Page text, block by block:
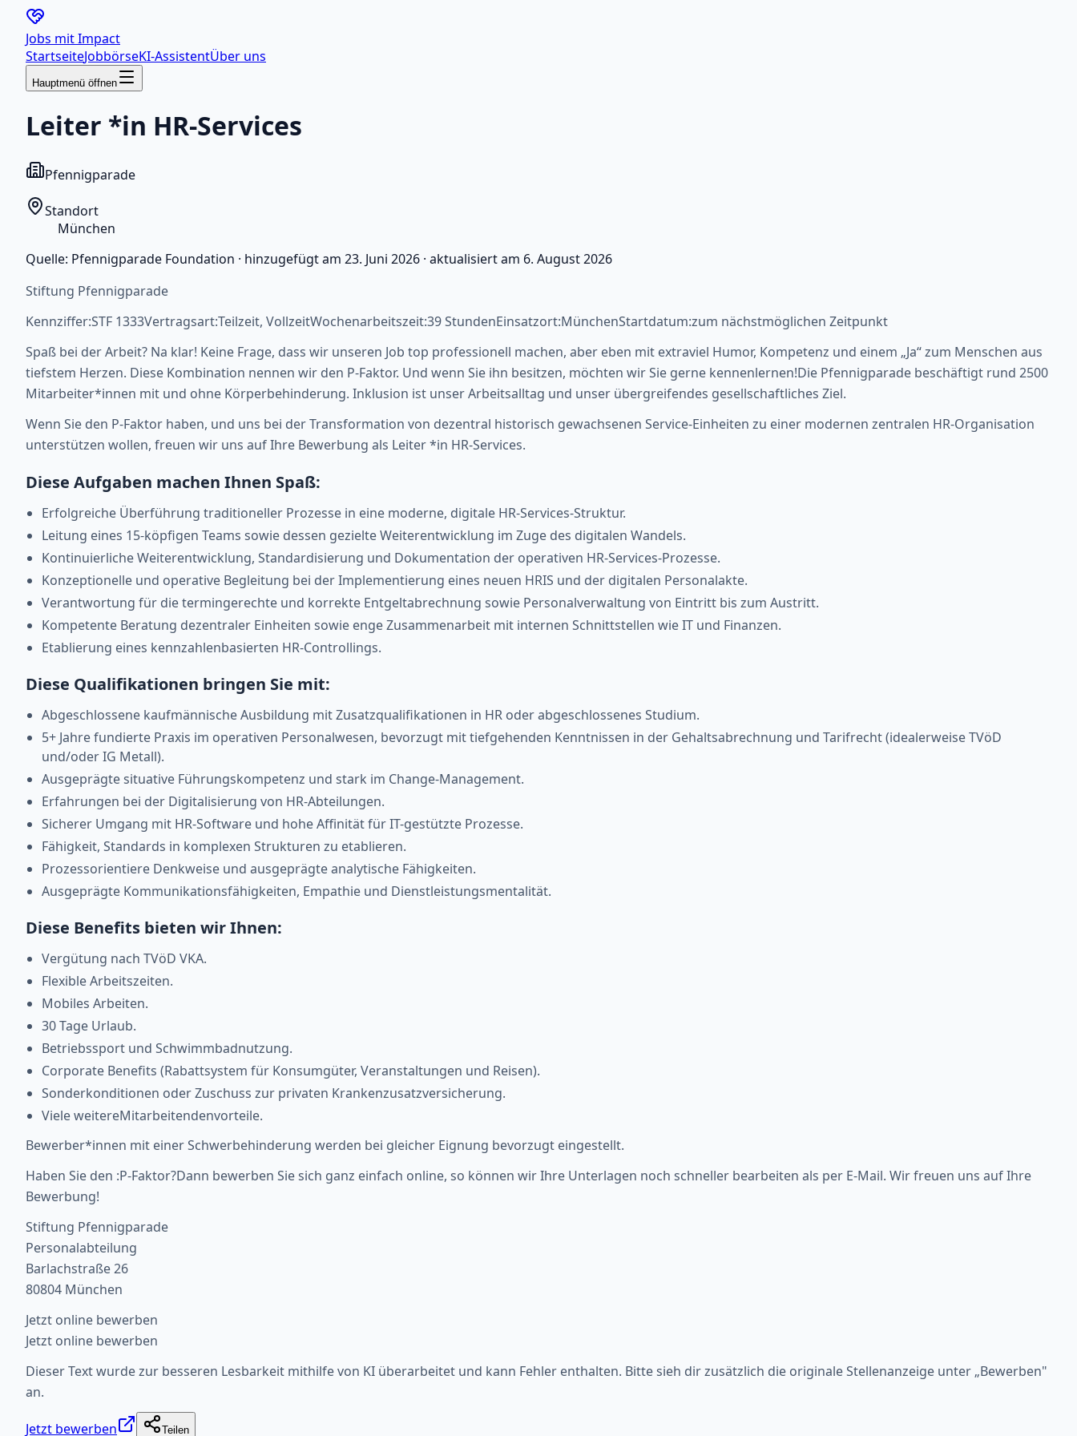
Jobs mitImpact
StartseiteJobbörseKI-AssistentÜber uns
Hauptmenü öffnen
Leiter *in HR-Services
Pfennigparade
Standort
München
Quelle: Pfennigparade Foundation · hinzugefügt am 23. Juni 2026 · aktualisiert am 6. August 2026
Stiftung Pfennigparade
Kennziffer:STF 1333Vertragsart:Teilzeit, VollzeitWochenarbeitszeit:39 StundenEinsatzort:MünchenStartdatum:zum nächstmöglichen Zeitpunkt
Spaß bei der Arbeit? Na klar! Keine Frage, dass wir unseren Job top professionell machen, aber eben mit extraviel Humor, Kompetenz und einem „Ja“ zum Menschen aus
tiefstem Herzen. Diese Kombination nennen wir den P-Faktor. Und wenn Sie ihn besitzen, möchten wir Sie gerne kennenlernen!Die Pfennigparade beschäftigt rund 2500
Mitarbeiter*innen mit und ohne Körperbehinderung. Inklusion ist unser Arbeitsalltag und unser übergreifendes gesellschaftliches Ziel.
Wenn Sie den P-Faktor haben, und uns bei der Transformation von dezentral historisch gewachsenen Service-Einheiten zu einer modernen zentralen HR-Organisation
unterstützen wollen, freuen wir uns auf Ihre Bewerbung als Leiter *in HR-Services.
Diese Aufgaben machen Ihnen Spaß:
Erfolgreiche Überführung traditioneller Prozesse in eine moderne, digitale HR-Services-Struktur.
Leitung eines 15-köpfigen Teams sowie dessen gezielte Weiterentwicklung im Zuge des digitalen Wandels.
Kontinuierliche Weiterentwicklung, Standardisierung und Dokumentation der operativen HR-Services-Prozesse.
Konzeptionelle und operative Begleitung bei der Implementierung eines neuen HRIS und der digitalen Personalakte.
Verantwortung für die termingerechte und korrekte Entgeltabrechnung sowie Personalverwaltung von Eintritt bis zum Austritt.
Kompetente Beratung dezentraler Einheiten sowie enge Zusammenarbeit mit internen Schnittstellen wie IT und Finanzen.
Etablierung eines kennzahlenbasierten HR-Controllings.
Diese Qualifikationen bringen Sie mit:
Abgeschlossene kaufmännische Ausbildung mit Zusatzqualifikationen in HR oder abgeschlossenes Studium.
5+ Jahre fundierte Praxis im operativen Personalwesen, bevorzugt mit tiefgehenden Kenntnissen in der Gehaltsabrechnung und Tarifrecht (idealerweise TVöD
und/oder IG Metall).
Ausgeprägte situative Führungskompetenz und stark im Change-Management.
Erfahrungen bei der Digitalisierung von HR-Abteilungen.
Sicherer Umgang mit HR-Software und hohe Affinität für IT-gestützte Prozesse.
Fähigkeit, Standards in komplexen Strukturen zu etablieren.
Prozessorientiere Denkweise und ausgeprägte analytische Fähigkeiten.
Ausgeprägte Kommunikationsfähigkeiten, Empathie und Dienstleistungsmentalität.
Diese Benefits bieten wir Ihnen:
Vergütung nach TVöD VKA.
Flexible Arbeitszeiten.
Mobiles Arbeiten.
30 Tage Urlaub.
Betriebssport und Schwimmbadnutzung.
Corporate Benefits (Rabattsystem für Konsumgüter, Veranstaltungen und Reisen).
Sonderkonditionen oder Zuschuss zur privaten Krankenzusatzversicherung.
Viele weitereMitarbeitendenvorteile.
Bewerber*innen mit einer Schwerbehinderung werden bei gleicher Eignung bevorzugt eingestellt.
Haben Sie den :P-Faktor?Dann bewerben Sie sich ganz einfach online, so können wir Ihre Unterlagen noch schneller bearbeiten als per E-Mail. Wir freuen uns auf Ihre
Bewerbung!
Stiftung Pfennigparade
Personalabteilung
Barlachstraße 26
80804 München
Jetzt online bewerben
Jetzt online bewerben
Dieser Text wurde zur besseren Lesbarkeit mithilfe von KI überarbeitet und kann Fehler enthalten. Bitte sieh dir zusätzlich die originale Stellenanzeige unter „Bewerben"
an.
Jetzt bewerben Teilen